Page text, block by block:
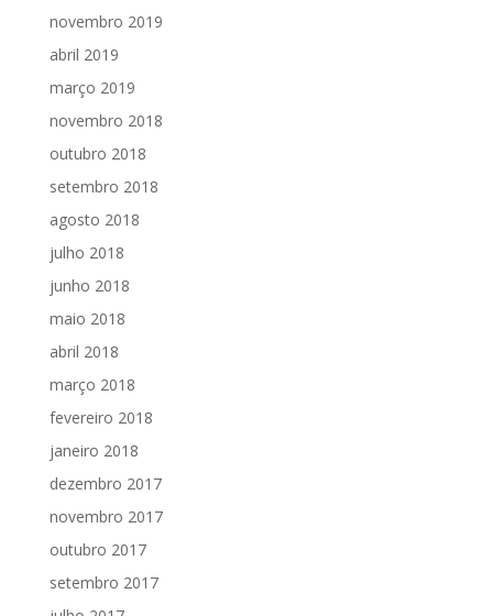
novembro 2019
abril 2019
março 2019
novembro 2018
outubro 2018
setembro 2018
agosto 2018
julho 2018
junho 2018
maio 2018
abril 2018
março 2018
fevereiro 2018
janeiro 2018
dezembro 2017
novembro 2017
outubro 2017
setembro 2017